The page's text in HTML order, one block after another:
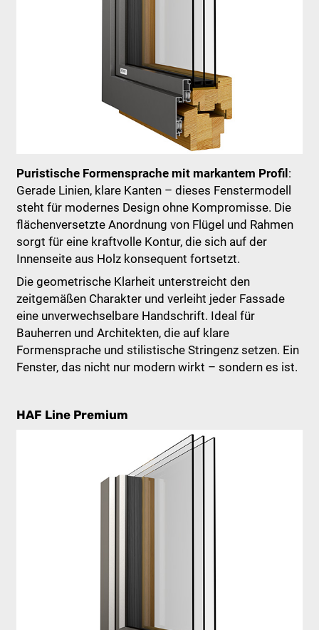
Puristische Formensprache mit markantem Profil:
Gerade Linien, klare Kanten – dieses Fenstermodell
steht für modernes Design ohne Kompromisse. Die
flächenversetzte Anordnung von Flügel und Rahmen
sorgt für eine kraftvolle Kontur, die sich auf der
Innenseite aus Holz konsequent fortsetzt.
Die geometrische Klarheit unterstreicht den
zeitgemäßen Charakter und verleiht jeder Fassade
eine unverwechselbare Handschrift. Ideal für
Bauherren und Architekten, die auf klare
Formensprache und stilistische Stringenz setzen. Ein
Fenster, das nicht nur modern wirkt – sondern es ist.
HAF Line Premium